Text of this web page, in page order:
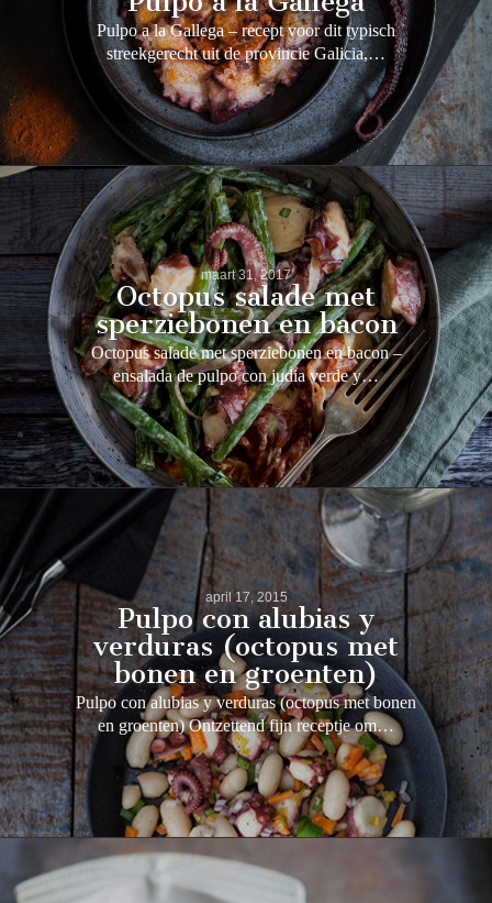
Pulpo a la Gallega – recept voor dit typisch
streekgerecht uit de provincie Galicia,…
maart 31, 2017
Octopus salade met
sperziebonen en bacon
Octopus salade met sperziebonen en bacon –
ensalada de pulpo con judia verde y…
april 17, 2015
Pulpo con alubias y
verduras (octopus met
bonen en groenten)
Pulpo con alubias y verduras (octopus met bonen
en groenten) Ontzettend fijn receptje om…